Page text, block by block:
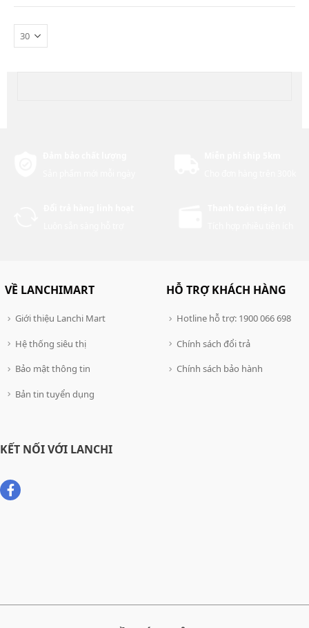
VỀ LANCHIMART
Giới thiệu Lanchi Mart
Hệ thống siêu thị
Bảo mật thông tin
Bản tin tuyển dụng
HỖ TRỢ KHÁCH HÀNG
Hotline hỗ trợ: 1900 066 698
Chính sách đổi trả
Chính sách bảo hành
KẾT NỐI VỚI LANCHI